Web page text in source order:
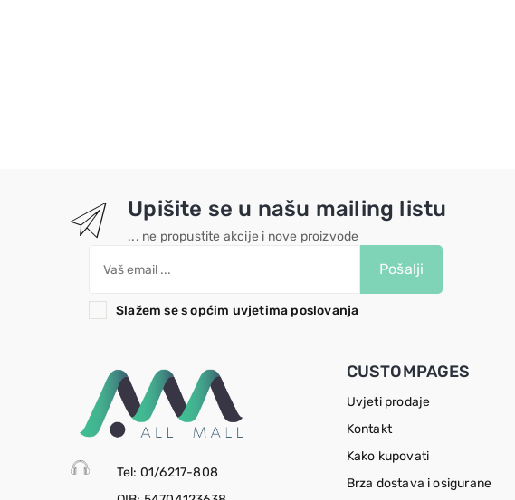
Upišite se u našu mailing listu
... ne propustite akcije i nove proizvode
Pošalji
Slažem se s općim uvjetima poslovanja
Tel: 01/6217-808
CUSTOMPAGES
Uvjeti prodaje
Kontakt
Kako kupovati
Brza dostava i osigurane